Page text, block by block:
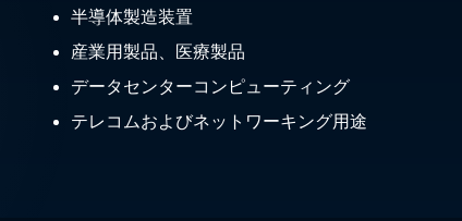
半導体製造装置
産業用製品、医療製品
データセンターコンピューティング
テレコムおよびネットワーキング用途